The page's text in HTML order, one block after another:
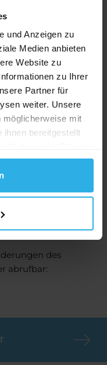
und Anzeigen zu
Medien anbieten
Website zu
zu Ihrer
Partner für
weiter. Unsere
möglicherweise mit
ihnen bereitgestellt
mehreren
und die noch zu
und
wird ab
System laufen
wird am
definitiv
ersten Semesters
werden vor der
angeboten.
IGEM-Event statt
und kommenden
wird.
des
abrufbar: